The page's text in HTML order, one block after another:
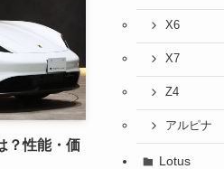
？性能・価
X6
X7
Z4
アルピナ
Lotus